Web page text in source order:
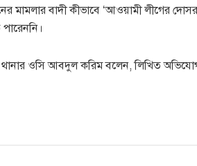
মামলার বাদী কীভাবে ‘আওয়ামী লীগের
পারেননি।
ওসি আবদুল করিম বলেন, লিখিত